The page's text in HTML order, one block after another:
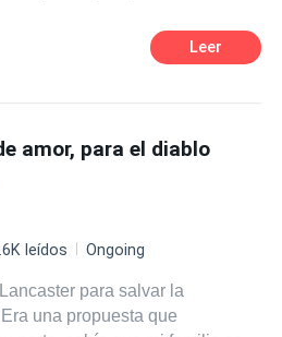
subió a un avión para ir al otro
eso que tanto anhelaba.
nuevos gustos, pero sobre
había escrito y leído: el
Leer
amor, para el diablo
leídos Ongoing
para salvar la
una propuesta que